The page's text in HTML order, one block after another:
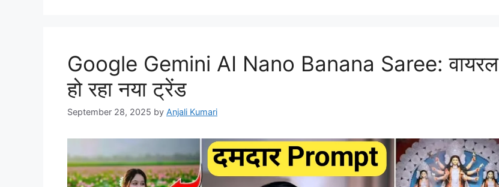
Google Gemini AI Nano Banana Saree: वायरल
हो रहा नया ट्रेंड
September 28, 2025 by Anjali Kumari